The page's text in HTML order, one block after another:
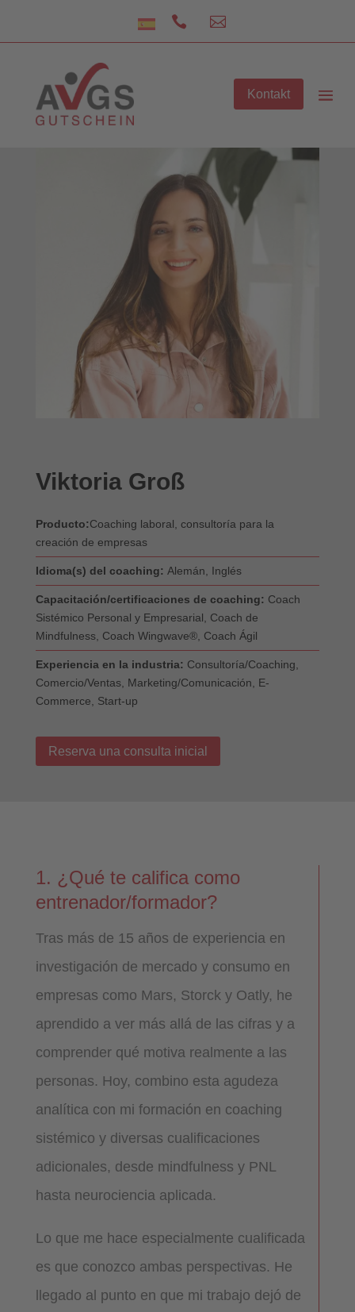
 
Kontakt
Viktoria Groß
Producto:Coaching laboral, consultoría para la
creación de empresas
Idioma(s) del coaching: Alemán, Inglés
Capacitación/certificaciones de coaching: Coach
Sistémico Personal y Empresarial, Coach de
Mindfulness, Coach Wingwave®, Coach Ágil
Experiencia en la industria: Consultoría/Coaching,
Comercio/Ventas, Marketing/Comunicación, E-
Commerce, Start-up
Reserva una consulta inicial
1. ¿Qué te califica como
entrenador/formador?
Tras más de 15 años de experiencia en
investigación de mercado y consumo en
empresas como Mars, Storck y Oatly, he
aprendido a ver más allá de las cifras y a
comprender qué motiva realmente a las
personas. Hoy, combino esta agudeza
analítica con mi formación en coaching
sistémico y diversas cualificaciones
adicionales, desde mindfulness y PNL
hasta neurociencia aplicada.
Lo que me hace especialmente cualificada
es que conozco ambas perspectivas. He
llegado al punto en que mi trabajo dejó de